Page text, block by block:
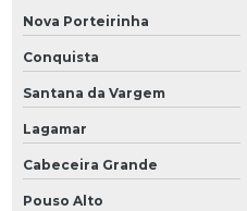
Nova Porteirinha
Conquista
Santana da Vargem
Lagamar
Cabeceira Grande
Pouso Alto